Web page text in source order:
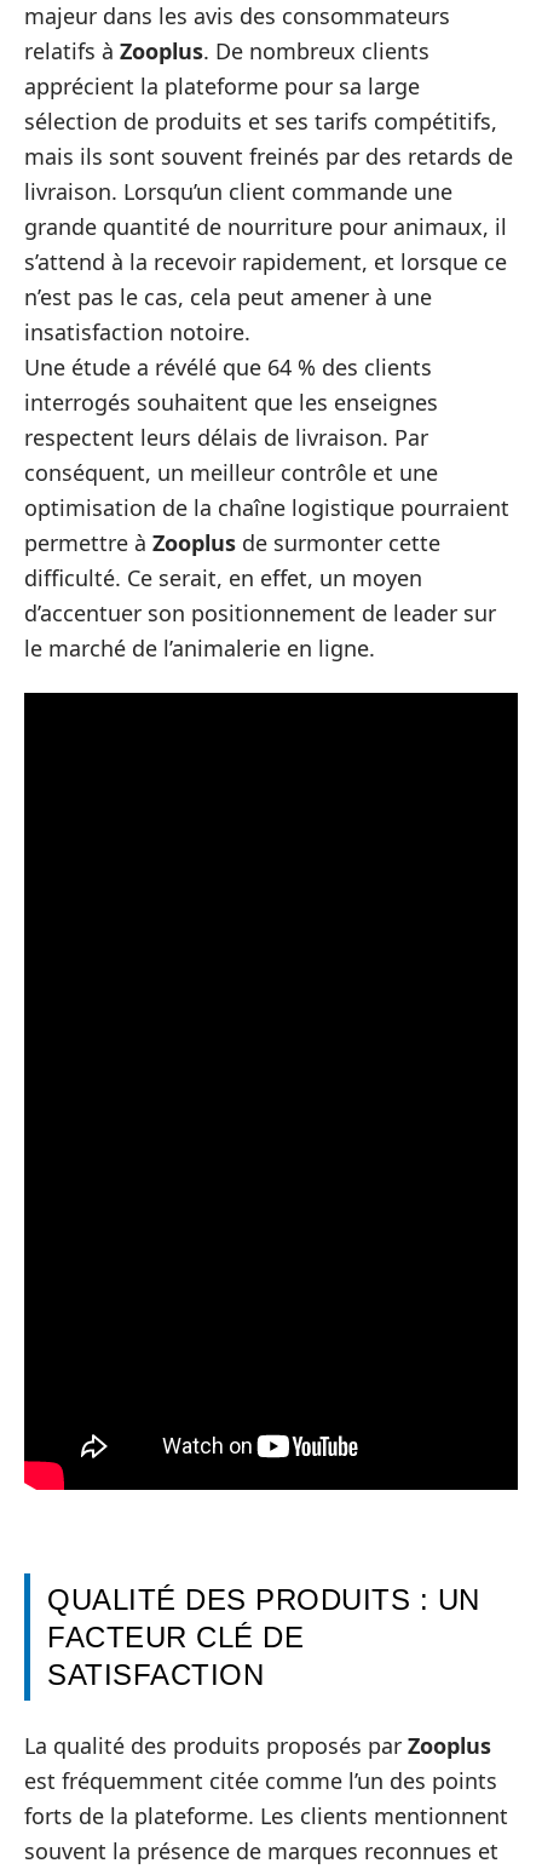
majeur dans les avis des consommateurs
relatifs à Zooplus. De nombreux clients
apprécient la plateforme pour sa large
sélection de produits et ses tarifs compétitifs,
mais ils sont souvent freinés par des retards de
livraison. Lorsqu’un client commande une
grande quantité de nourriture pour animaux, il
s’attend à la recevoir rapidement, et lorsque ce
n’est pas le cas, cela peut amener à une
insatisfaction notoire.
Une étude a révélé que 64 % des clients
interrogés souhaitent que les enseignes
respectent leurs délais de livraison. Par
conséquent, un meilleur contrôle et une
optimisation de la chaîne logistique pourraient
permettre à Zooplus de surmonter cette
difficulté. Ce serait, en effet, un moyen
d’accentuer son positionnement de leader sur
le marché de l’animalerie en ligne.
QUALITÉ DES PRODUITS : UN
FACTEUR CLÉ DE
SATISFACTION
La qualité des produits proposés par Zooplus
est fréquemment citée comme l’un des points
forts de la plateforme. Les clients mentionnent
souvent la présence de marques reconnues et